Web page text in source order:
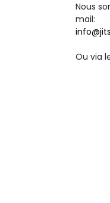
Nous
mail:
Ou via